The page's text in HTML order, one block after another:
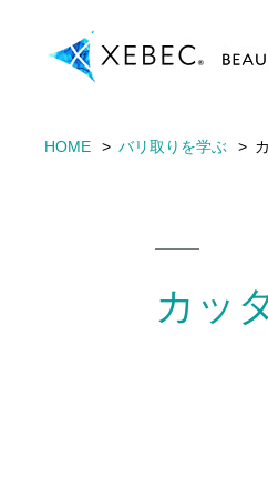
HOME バリ取りを学ぶ
カッ